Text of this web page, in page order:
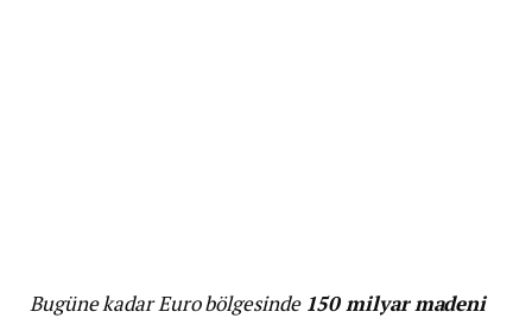
Bugüne kadar Euro bölgesinde 150 milyar madeni